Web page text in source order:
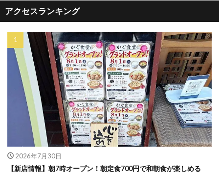
アクセスランキング
2026年7月30日
【新店情報】朝7時オープン！朝定食700円で和朝食が楽しめる